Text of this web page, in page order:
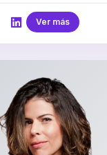
Ver más